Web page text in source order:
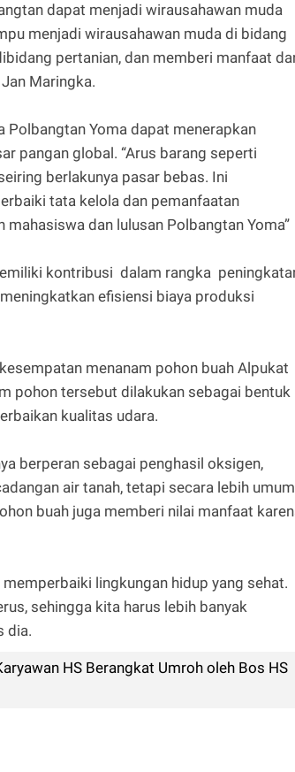
dapat menjadi wirausahawan muda
menjadi wirausahawan muda di bidang
pertanian, dan memberi manfaat
Maringka.
Polbangtan Yoma dapat menerapkan
pangan global. “Arus barang seperti
berlakunya pasar bebas. Ini
tata kelola dan pemanfaatan
dan lulusan Polbangtan Yoma”
kontribusi dalam rangka
efisiensi biaya produksi
menanam pohon buah Alpukat
pohon tersebut dilakukan sebagai bentuk
kualitas udara.
berperan sebagai penghasil oksigen,
air tanah, tetapi secara lebih umum
buah juga memberi nilai manfaat
lingkungan hidup yang sehat.
sehingga kita harus lebih banyak
dia.
HS Berangkat Umroh oleh Bos HS